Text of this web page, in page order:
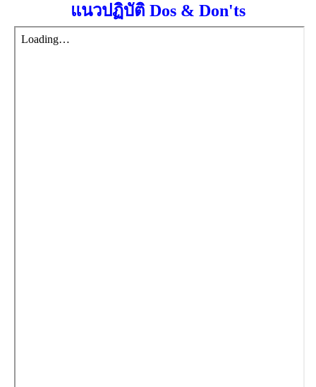
แนวปฏิบัติ Dos & Don'ts